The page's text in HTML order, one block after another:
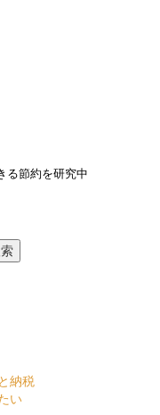
節約を研究中
納税
い